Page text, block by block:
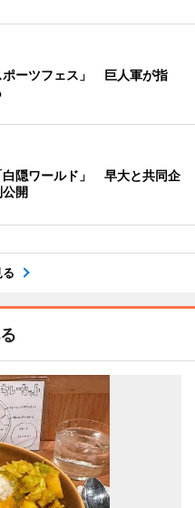
ポーツフェス」 巨人軍が指
白隠ワールド」 早大と共同企
開
る